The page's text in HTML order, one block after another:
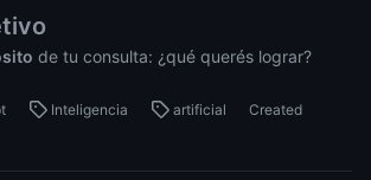
de tu consulta: ¿qué querés lograr?
Inteligencia artificial
Created